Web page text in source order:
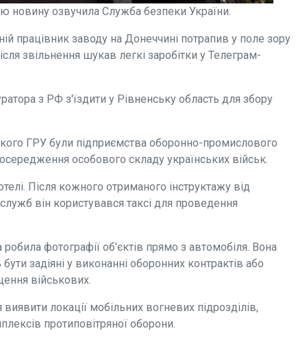
новину озвучила Служба безпеки України.
працівник заводу на Донеччині потрапив у поле зору
звільнення шукав легкі заробітки у Телеграм-
з РФ з'їздити у Рівненську область для збору
ГРУ були підприємства оборонно-промислового
особового складу українських військ.
Після кожного отриманого інструктажу від
він користувався таксі для проведення
фотографії об'єктів прямо з автомобіля. Вона
задіяні у виконанні оборонних контрактів або
військових.
локації мобільних вогневих підрозділів,
протиповітряної оборони.